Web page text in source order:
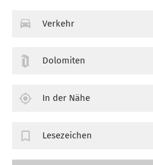
Verkehr
Dolomiten
In der Nähe
Lesezeichen